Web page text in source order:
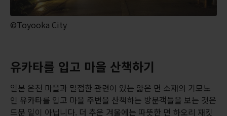
©Toyooka City
유카타를 입고 마을 산책하기
일본 온천 마을과 밀접한 관련이 있는 얇은 면 소재의 기모노
인 유카타를 입고 마을 주변을 산책하는 방문객들을 보는 것은
드문 일이 아닙니다. 더 추운 겨울에는 따뜻한 면 하오리 재킷